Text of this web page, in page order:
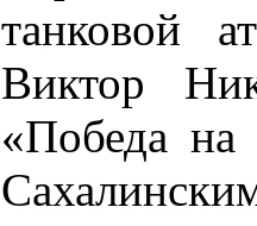
танковой
Виктор
«Победа на